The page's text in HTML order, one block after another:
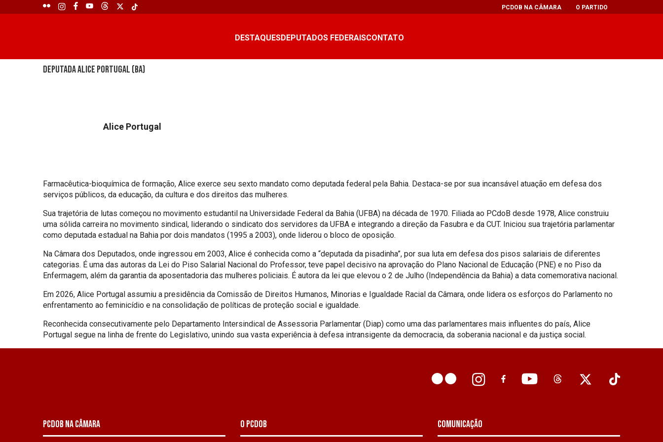
PCDOB NA CÂMARA O PARTIDO
DESTAQUESDEPUTADOS FEDERAISCONTATO
Deputada Alice Portugal (BA)
Alice Portugal
Farmacêutica-bioquímica de formação, Alice exerce seu sexto mandato como deputada federal pela Bahia. Destaca-se por sua incansável atuação em defesa dos
serviços públicos, da educação, da cultura e dos direitos das mulheres.
Sua trajetória de lutas começou no movimento estudantil na Universidade Federal da Bahia (UFBA) na década de 1970. Filiada ao PCdoB desde 1978, Alice construiu
uma sólida carreira no movimento sindical, liderando o sindicato dos servidores da UFBA e integrando a direção da Fasubra e da CUT. Iniciou sua trajetória parlamentar
como deputada estadual na Bahia por dois mandatos (1995 a 2003), onde liderou o bloco de oposição.
Na Câmara dos Deputados, onde ingressou em 2003, Alice é conhecida como a “deputada da pisadinha”, por sua luta em defesa dos pisos salariais de diferentes
categorias. É uma das autoras da Lei do Piso Salarial Nacional do Professor, teve papel decisivo na aprovação do Plano Nacional de Educação (PNE) e no Piso da
Enfermagem, além da garantia da aposentadoria das mulheres policiais. É autora da lei que elevou o 2 de Julho (Independência da Bahia) a data comemorativa nacional.
Em 2026, Alice Portugal assumiu a presidência da Comissão de Direitos Humanos, Minorias e Igualdade Racial da Câmara, onde lidera os esforços do Parlamento no
enfrentamento ao feminicídio e na consolidação de políticas de proteção social e igualdade.
Reconhecida consecutivamente pelo Departamento Intersindical de Assessoria Parlamentar (Diap) como uma das parlamentares mais influentes do país, Alice
Portugal segue na linha de frente do Legislativo, unindo sua vasta experiência à defesa intransigente da democracia, da soberania nacional e da justiça social.
PCDOB NA CÂMARA O PCdoB Comunicação